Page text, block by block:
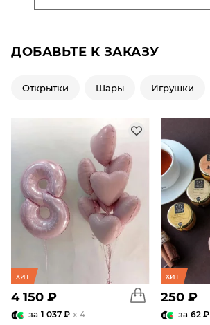
ДОБАВЬТЕ К ЗАКАЗУ
Открытки Шары Игрушки
хит
4 150 ₽
за 1 037 ₽ x 4
хит
250 ₽
за 62 ₽